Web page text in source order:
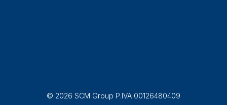
© 2026 SCM Group P.IVA 00126480409